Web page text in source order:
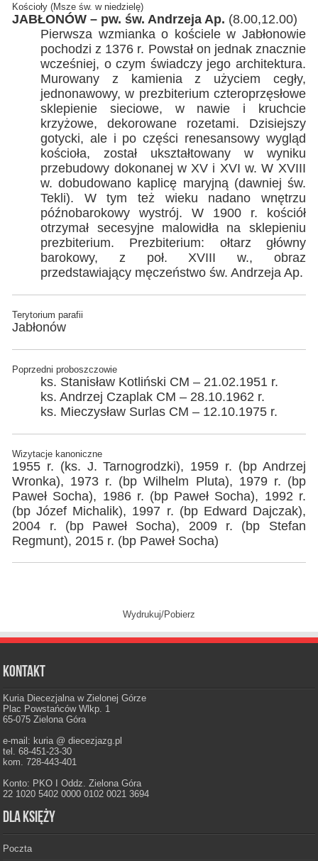
Kościoły (Msze św. w niedzielę)
JABŁONÓW – pw. św. Andrzeja Ap. (8.00,12.00)
Pierwsza wzmianka o kościele w Jabłonowie
pochodzi z 1376 r. Powstał on jednak znacznie
wcześniej, o czym świadczy jego architektura.
Murowany z kamienia z użyciem cegły,
jednonawowy, w prezbiterium czteroprzęsłowe
sklepienie sieciowe, w nawie i kruchcie
krzyżowe, dekorowane rozetami. Dzisiejszy
gotycki, ale i po części renesansowy wygląd
kościoła, został ukształtowany w wyniku
przebudowy dokonanej w XV i XVI w. W XVIII
w. dobudowano kaplicę maryjną (dawniej św.
Tekli). W tym też wieku nadano wnętrzu
późnobarokowy wystrój. W 1900 r. kościół
otrzymał secesyjne malowidła na sklepieniu
prezbiterium. Prezbiterium: ołtarz główny
barokowy, z poł. XVIII w., obraz
przedstawiający męczeństwo św. Andrzeja Ap.
Terytorium parafii
Jabłonów
Poprzedni proboszczowie
ks. Stanisław Kotliński CM – 21.02.1951 r.
ks. Andrzej Czaplak CM – 28.10.1962 r.
ks. Mieczysław Surlas CM – 12.10.1975 r.
Wizytacje kanoniczne
1955 r. (ks. J. Tarnogrodzki), 1959 r. (bp Andrzej
Wronka), 1973 r. (bp Wilhelm Pluta), 1979 r. (bp
Paweł Socha), 1986 r. (bp Paweł Socha), 1992 r.
(bp Józef Michalik), 1997 r. (bp Edward Dajczak),
2004 r. (bp Paweł Socha), 2009 r. (bp Stefan
Regmunt), 2015 r. (bp Paweł Socha)
Wydrukuj/Pobierz
Kontakt
Kuria Diecezjalna w Zielonej Górze
Plac Powstańców Wlkp. 1
65-075 Zielona Góra
e-mail: kuria @ diecezjazg.pl
tel. 68-451-23-30
kom. 728-443-401
Konto: PKO I Oddz. Zielona Góra
22 1020 5402 0000 0102 0021 3694
Dla księży
Poczta